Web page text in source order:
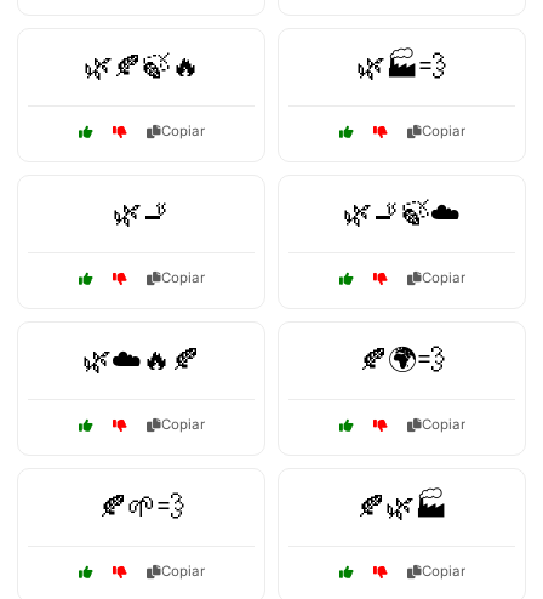
🌿🍂🍃🔥
Copiar
🌿🏭💨
Copiar
🌿🚬
Copiar
🌿🚬🍃☁️
Copiar
🌿☁️🔥🍂
Copiar
🍂🌍💨
Copiar
🍂🌱💨
Copiar
🍂🌿🏭
Copiar